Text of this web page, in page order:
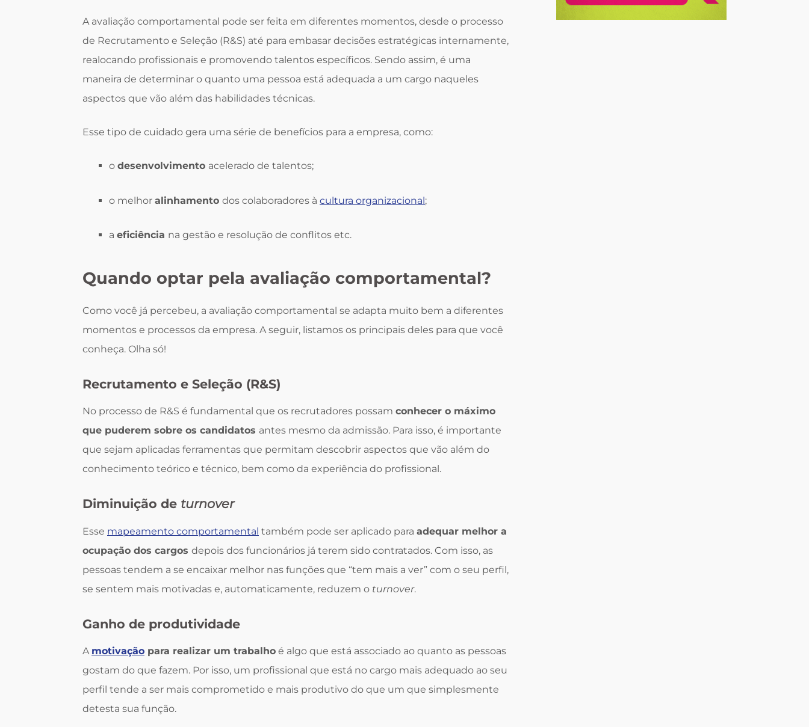
A avaliação comportamental pode ser feita em diferentes momentos, desde o processo
de Recrutamento e Seleção (R&S) até para embasar decisões estratégicas internamente,
realocando profissionais e promovendo talentos específicos. Sendo assim, é uma
maneira de determinar o quanto uma pessoa está adequada a um cargo naqueles
aspectos que vão além das habilidades técnicas.
Esse tipo de cuidado gera uma série de benefícios para a empresa, como:
o desenvolvimento acelerado de talentos;
o melhor alinhamento dos colaboradores à cultura organizacional;
a eficiência na gestão e resolução de conflitos etc.
Quando optar pela avaliação comportamental?
Como você já percebeu, a avaliação comportamental se adapta muito bem a diferentes
momentos e processos da empresa. A seguir, listamos os principais deles para que você
conheça. Olha só!
Recrutamento e Seleção (R&S)
No processo de R&S é fundamental que os recrutadores possam conhecer o máximo
que puderem sobre os candidatos antes mesmo da admissão. Para isso, é importante
que sejam aplicadas ferramentas que permitam descobrir aspectos que vão além do
conhecimento teórico e técnico, bem como da experiência do profissional.
Diminuição de turnover
Esse mapeamento comportamental também pode ser aplicado para adequar melhor a
ocupação dos cargos depois dos funcionários já terem sido contratados. Com isso, as
pessoas tendem a se encaixar melhor nas funções que “tem mais a ver” com o seu perfil,
se sentem mais motivadas e, automaticamente, reduzem o turnover.
Ganho de produtividade
A motivação para realizar um trabalho é algo que está associado ao quanto as pessoas
gostam do que fazem. Por isso, um profissional que está no cargo mais adequado ao seu
perfil tende a ser mais comprometido e mais produtivo do que um que simplesmente
detesta sua função.